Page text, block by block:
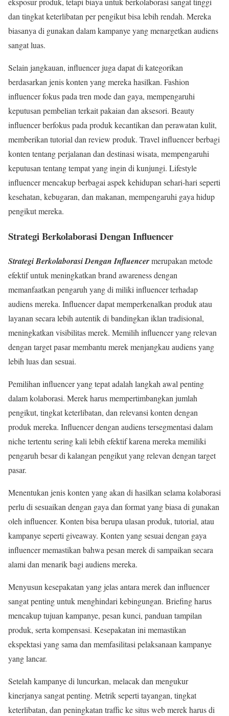
dan tingkat keterlibatan per pengikut bisa lebih rendah. Mereka
biasanya di gunakan dalam kampanye yang menargetkan audiens
sangat luas.
Selain jangkauan, influencer juga dapat di kategorikan
berdasarkan jenis konten yang mereka hasilkan. Fashion
influencer fokus pada tren mode dan gaya, mempengaruhi
keputusan pembelian terkait pakaian dan aksesori. Beauty
influencer berfokus pada produk kecantikan dan perawatan kulit,
memberikan tutorial dan review produk. Travel influencer berbagi
konten tentang perjalanan dan destinasi wisata, mempengaruhi
keputusan tentang tempat yang ingin di kunjungi. Lifestyle
influencer mencakup berbagai aspek kehidupan sehari-hari seperti
kesehatan, kebugaran, dan makanan, mempengaruhi gaya hidup
pengikut mereka.
Strategi Berkolaborasi Dengan Influencer
Strategi Berkolaborasi Dengan Influencermerupakan metode
efektif untuk meningkatkan brand awareness dengan
memanfaatkan pengaruh yang di miliki influencer terhadap
audiens mereka. Influencer dapat memperkenalkan produk atau
layanan secara lebih autentik di bandingkan iklan tradisional,
meningkatkan visibilitas merek. Memilih influencer yang relevan
dengan target pasar membantu merek menjangkau audiens yang
lebih luas dan sesuai.
Pemilihan influencer yang tepat adalah langkah awal penting
dalam kolaborasi. Merek harus mempertimbangkan jumlah
pengikut, tingkat keterlibatan, dan relevansi konten dengan
produk mereka. Influencer dengan audiens tersegmentasi dalam
niche tertentu sering kali lebih efektif karena mereka memiliki
pengaruh besar di kalangan pengikut yang relevan dengan target
pasar.
Menentukan jenis konten yang akan di hasilkan selama kolaborasi
perlu di sesuaikan dengan gaya dan format yang biasa di gunakan
oleh influencer. Konten bisa berupa ulasan produk, tutorial, atau
kampanye seperti giveaway. Konten yang sesuai dengan gaya
influencer memastikan bahwa pesan merek di sampaikan secara
alami dan menarik bagi audiens mereka.
Menyusun kesepakatan yang jelas antara merek dan influencer
sangat penting untuk menghindari kebingungan. Briefing harus
mencakup tujuan kampanye, pesan kunci, panduan tampilan
produk, serta kompensasi. Kesepakatan ini memastikan
ekspektasi yang sama dan memfasilitasi pelaksanaan kampanye
yang lancar.
Setelah kampanye di luncurkan, melacak dan mengukur
kinerjanya sangat penting. Metrik seperti tayangan, tingkat
keterlibatan, dan peningkatan traffic ke situs web merek harus di